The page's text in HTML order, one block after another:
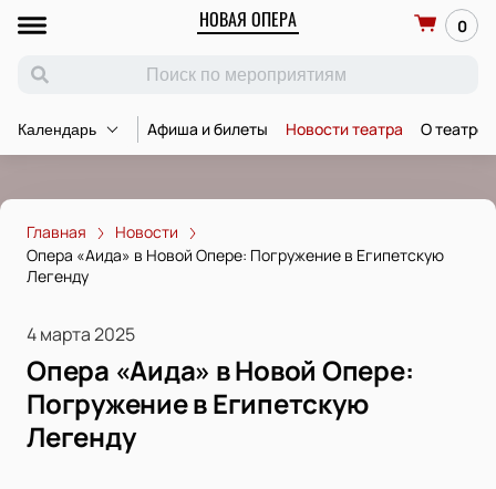
НОВАЯ ОПЕРА 0
Календарь Афиша и билеты Новости театра О театре
Главная
Новости
Опера «Аида» в Новой Опере: Погружение в Египетскую
Легенду
4 марта 2025
Опера «Аида» в Новой Опере:
Погружение в Египетскую
Легенду